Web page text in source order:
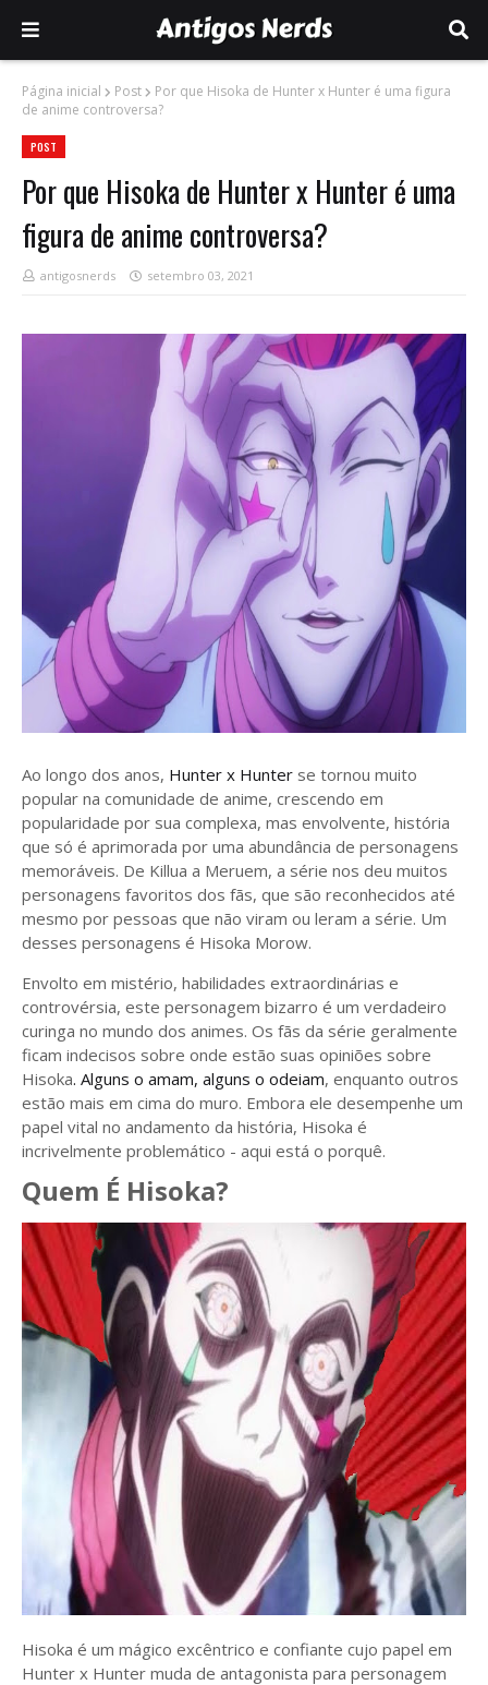
Página inicial Post
Por que Hisoka de Hunter x Hunter é uma figura
de anime controversa?
POST
Por que Hisoka de Hunter x Hunter é uma
figura de anime controversa?
antigosnerds setembro 03, 2021
Ao longo dos anos, Hunter x Hunter se tornou muito
popular na comunidade de anime, crescendo em
popularidade por sua complexa, mas envolvente, história
que só é aprimorada por uma abundância de personagens
memoráveis. De Killua a Meruem, a série nos deu muitos
personagens favoritos dos fãs, que são reconhecidos até
mesmo por pessoas que não viram ou leram a série. Um
desses personagens é Hisoka Morow.
Envolto em mistério, habilidades extraordinárias e
controvérsia, este personagem bizarro é um verdadeiro
curinga no mundo dos animes. Os fãs da série geralmente
ficam indecisos sobre onde estão suas opiniões sobre
Hisoka. Alguns o amam, alguns o odeiam, enquanto outros
estão mais em cima do muro. Embora ele desempenhe um
papel vital no andamento da história, Hisoka é
incrivelmente problemático - aqui está o porquê.
Quem É Hisoka?
Hisoka é um mágico excêntrico e confiante cujo papel em
Hunter x Hunter muda de antagonista para personagem